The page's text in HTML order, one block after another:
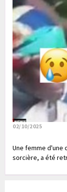
02/10/2025
Une femme d'une
sorcière, a été